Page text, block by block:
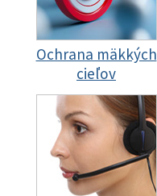
Ochrana mäkkých
cieľov